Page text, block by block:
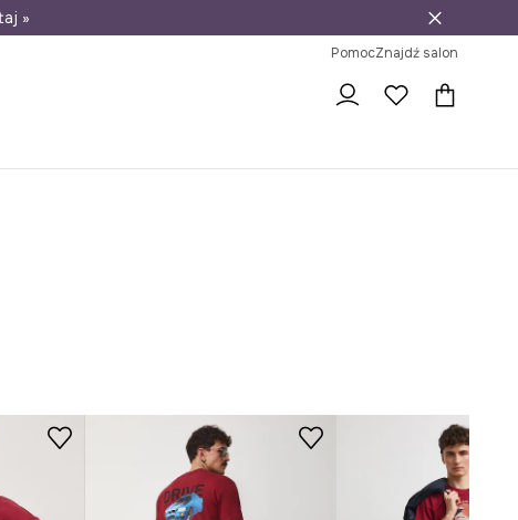
dni na zwrot
»
PomocZnajdź salon